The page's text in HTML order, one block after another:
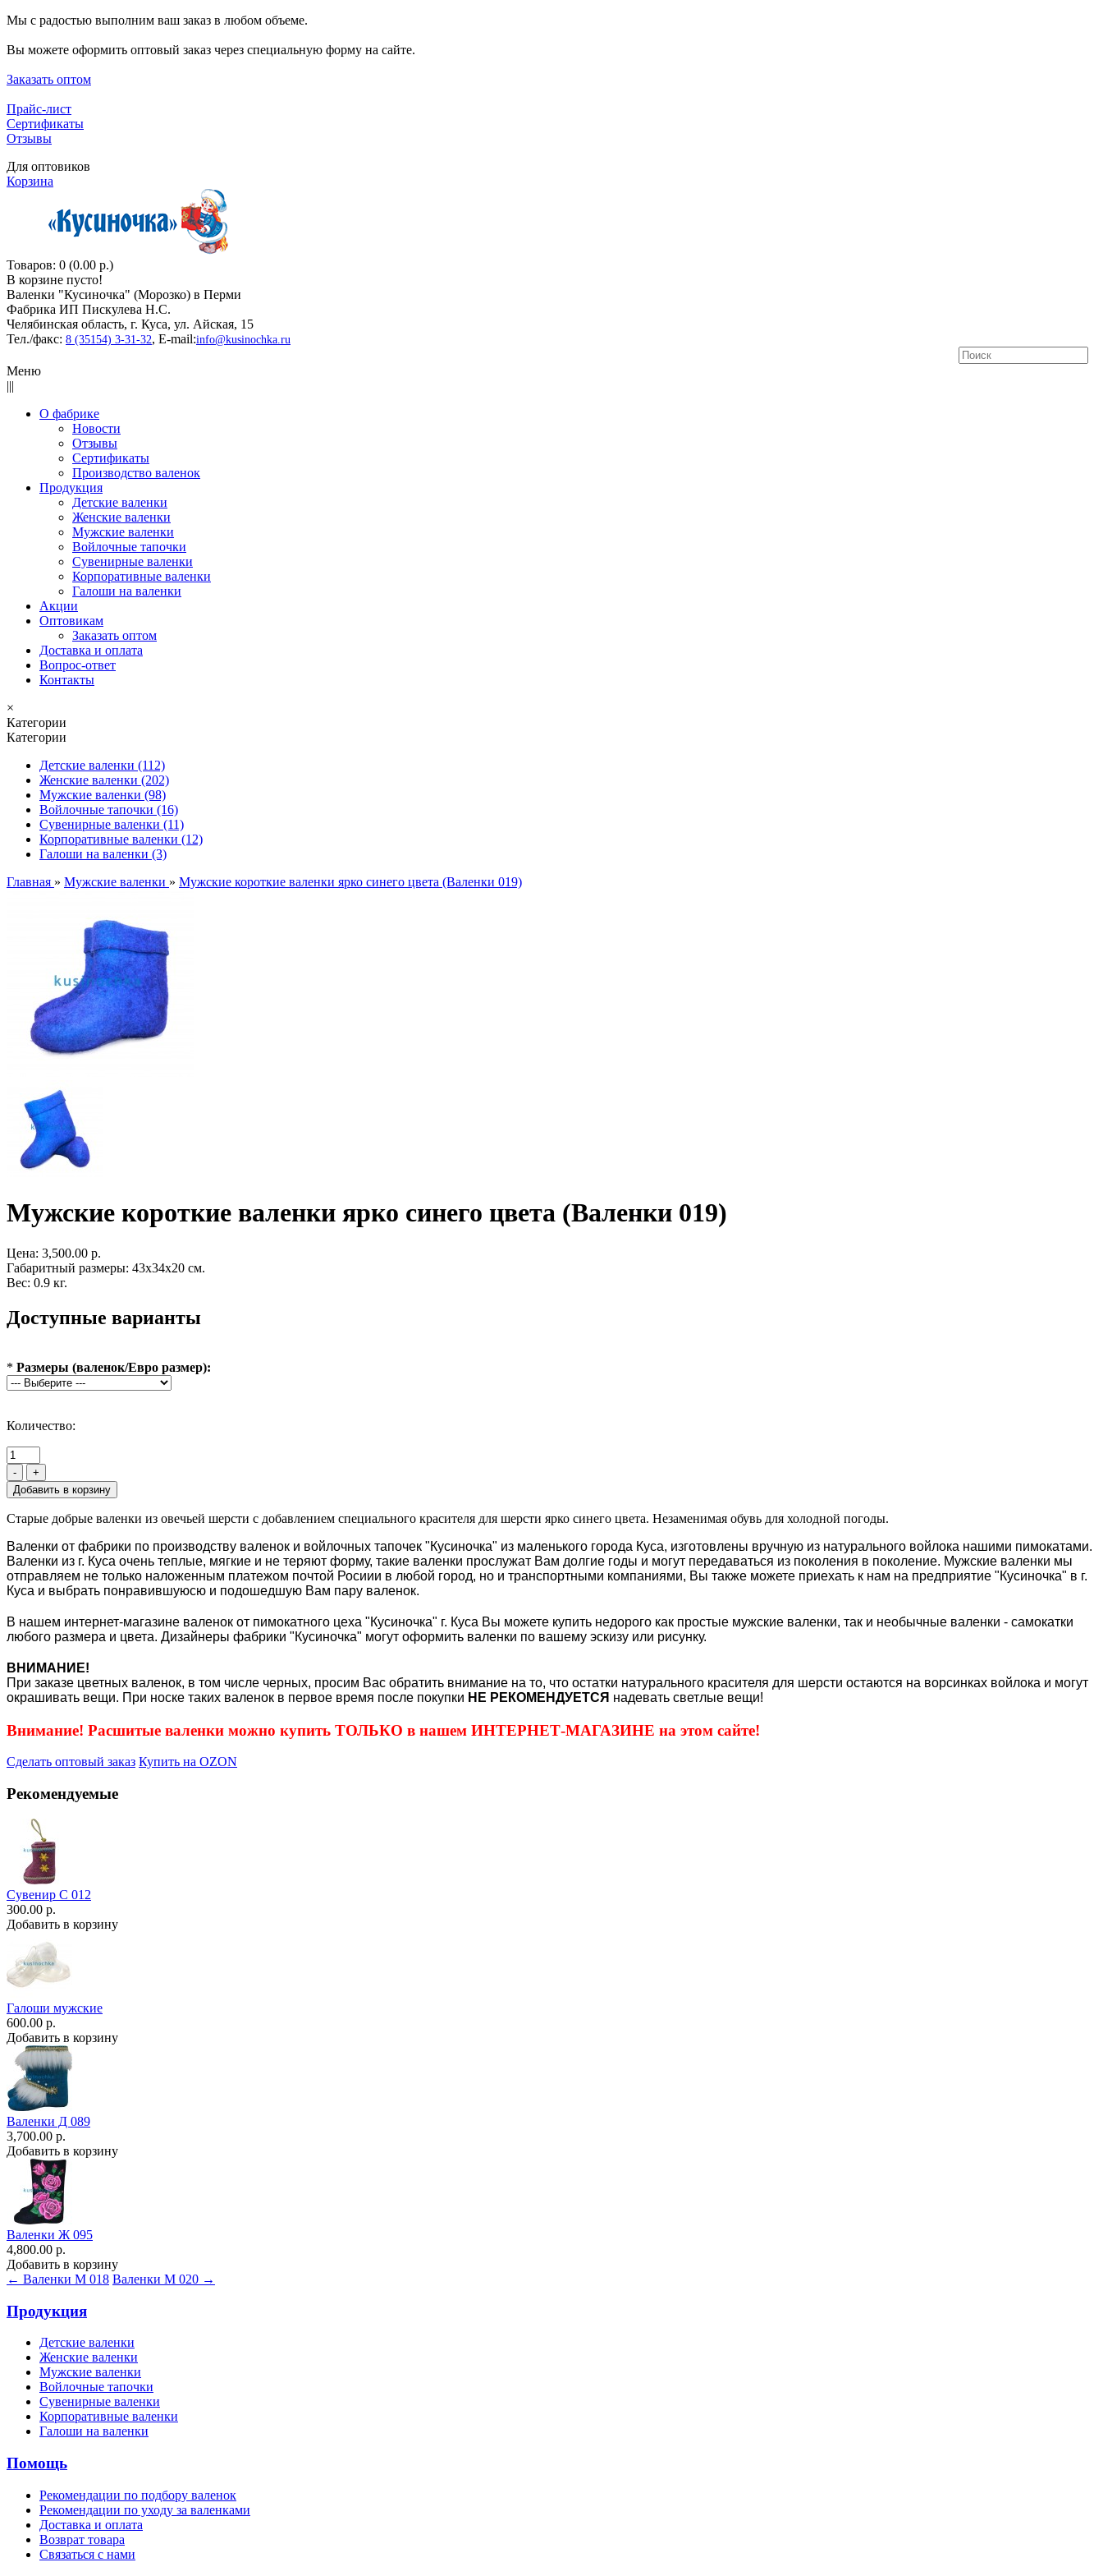
Мы с радостью выполним ваш заказ в любом объеме.
Вы можете оформить оптовый заказ через специальную форму на сайте.
Заказать оптом
Прайс-лист
Сертификаты
Отзывы
Для оптовиков
Корзина
Товаров: 0 (0.00 р.)
В корзине пусто!
Валенки "Кусиночкa" (Морозко) в Перми
Фабрика ИП Пискулева Н.С.
Челябинская область, г. Куса, ул. Айская, 15
Тел./факс: 8 (35154) 3-31-32, E-mail:info@kusinochka.ru
Меню
|||
О фабрике
Новости
Отзывы
Сертификаты
Производство валенок
Продукция
Детские валенки
Женские валенки
Мужские валенки
Войлочные тапочки
Сувенирные валенки
Корпоративные валенки
Галоши на валенки
Акции
Оптовикам
Заказать оптом
Доставка и оплата
Вопрос-ответ
Контакты
×
Категории
Категории
Детские валенки (112)
Женские валенки (202)
Мужские валенки (98)
Войлочные тапочки (16)
Сувенирные валенки (11)
Корпоративные валенки (12)
Галоши на валенки (3)
Главная » Мужские валенки » Мужские короткие валенки ярко синего цвета (Валенки 019)
Мужские короткие валенки ярко синего цвета (Валенки 019)
Цена: 3,500.00 р.
Габаритный размеры: 43x34x20 см.
Вес: 0.9 кг.
Доступные варианты
* Размеры (валенок/Евро размер):
Количество:
- +
Старые добрые валенки из овечьей шерсти с добавлением специального красителя для шерсти ярко синего цвета. Незаменимая обувь для холодной погоды.
Валенки от фабрики по производству валенок и войлочных тапочек "Кусиночка" из маленького города Куса, изготовлены вручную из натурального войлока нашими пимокатами.
Валенки из г. Куса очень теплые, мягкие и не теряют форму, такие валенки прослужат Вам долгие годы и могут передаваться из поколения в поколение. Мужские валенки мы
отправляем не только наложенным платежом почтой Росиии в любой город, но и транспортными компаниями, Вы также можете приехать к нам на предприятие "Кусиночка" в г.
Куса и выбрать понравившуюсю и подошедшую Вам пару валенок.
В нашем интернет-магазине валенок от пимокатного цеха "Кусиночка" г. Куса Вы можете купить недорого как простые мужские валенки, так и необычные валенки - самокатки
любого размера и цвета. Дизайнеры фабрики "Кусиночка" могут оформить валенки по вашему эскизу или рисунку.
ВНИМАНИЕ!
При заказе цветных валенок, в том числе черных, просим Вас обратить внимание на то, что остатки натурального красителя для шерсти остаются на ворсинках войлока и могут
окрашивать вещи. При носке таких валенок в первое время после покупки НЕ РЕКОМЕНДУЕТСЯ надевать светлые вещи!
Внимание! Расшитые валенки можно купить ТОЛЬКО в нашем ИНТЕРНЕТ-МАГАЗИНЕ на этом сайте!
Сделать оптовый заказ Купить на OZON
Рекомендуемые
Сувенир С 012
300.00 р.
Добавить в корзину
Галоши мужские
600.00 р.
Добавить в корзину
Валенки Д 089
3,700.00 р.
Добавить в корзину
Валенки Ж 095
4,800.00 р.
Добавить в корзину
← Валенки М 018 Валенки М 020 →
Продукция
Детские валенки
Женские валенки
Мужские валенки
Войлочные тапочки
Сувенирные валенки
Корпоративные валенки
Галоши на валенки
Помощь
Рекомендации по подбору валенок
Рекомендации по уходу за валенками
Доставка и оплата
Возврат товара
Связаться с нами